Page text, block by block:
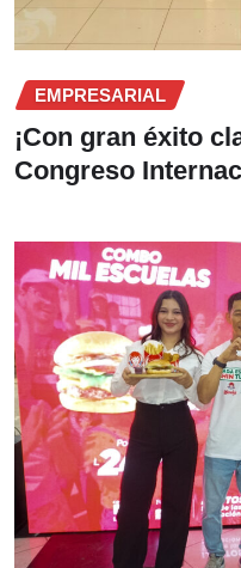
EMPRESARIAL
¡Con gran éxito
Congreso